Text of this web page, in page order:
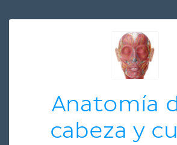
Anatomía
cabeza y